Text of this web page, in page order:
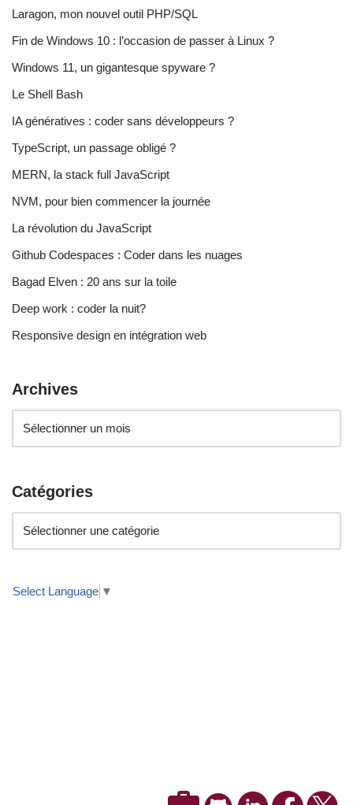
Laragon, mon nouvel outil PHP/SQL
Fin de Windows 10 : l’occasion de passer à Linux ?
Windows 11, un gigantesque spyware ?
Le Shell Bash
IA génératives : coder sans développeurs ?
TypeScript, un passage obligé ?
MERN, la stack full JavaScript
NVM, pour bien commencer la journée
La révolution du JavaScript
Github Codespaces : Coder dans les nuages
Bagad Elven : 20 ans sur la toile
Deep work : coder la nuit?
Responsive design en intégration web
Archives
Catégories
Select Language ▼